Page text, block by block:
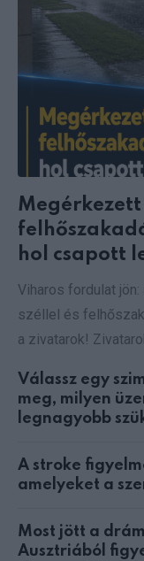
hol csapott
Viharos fordulat
széllel és
a zivatarok!
Válassz egy
meg, milyen
legnagyobb
A stroke
amelyeket a
Most jött a
Ausztriából